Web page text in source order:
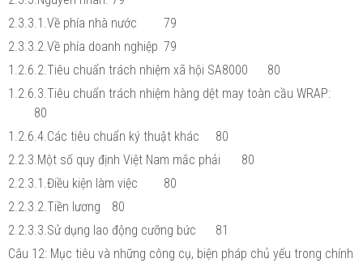
2.3.3.1.Về phía nhà nước
79
2.3.3.2.Về phía doanh nghiệp 79
1.2.6.2.Tiêu chuẩn trách nhiệm xã hội SA8000
80
1.2.6.3.Tiêu chuẩn trách nhiệm hàng dệt may toàn cầu WRAP:
80
1.2.6.4.Các tiêu chuẩn ký thuật khác
80
2.2.3.Một số quy định Việt Nam mắc phải
80
2.2.3.1.Điều kiện làm việc
80
2.2.3.2.Tiền lương
80
2.2.3.3.Sử dụng lao động cưỡng bức
81
Câu 12: Mục tiêu và những công cụ, biện pháp chủ yếu trong chính